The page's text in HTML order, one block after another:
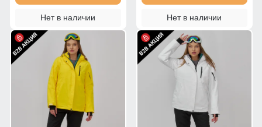
Нет в наличии Нет в наличии